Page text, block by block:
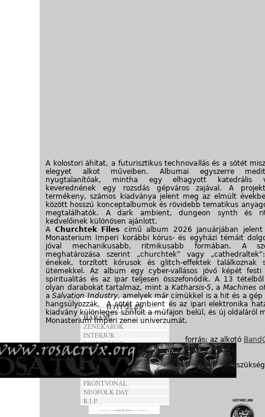
A kolostori áhítat, a futurisztikus technovallás és a sötét
elegyet alkot műveiben. Albumai egyszerre
nyugtalanítóak, mintha egy elhagyott katedrális
keverednének egy rozsdás gépváros zajával. A
termékeny, számos kiadványa jelent meg az elmúlt
között hosszú konceptalbumok és rövidebb tematikus
megtalálhatók. A dark ambient, dungeon synth és
kedvelőinek különösen ajánlott.
A Churchtek Files című album 2026 januárjában
Monasterium Imperi korábbi kórus- és egyházi témáit
jóval mechanikusabb, ritmikusabb formában. A
meghatározása szerint „churchtek” vagy
énekek, torzított kórusok és glitch-effektek találkoznak
ütemekkel. Az album egy cyber-vallásos jövő képét
spiritualitás és az ipar teljesen összefonódik. A 13
olyan darabokat tartalmaz, mint a Katharsis-5, a Machines
aSalvation Industry, amelyek már címükkel is a hit és a gép
hangsúlyozzák. A sötét ambient és az ipari elektronika
kiadvány különleges színfolt a műfajon belül, és új oldaláról
Monasterium Imperi zenei univerzumát.
forrás: az alkotó
A hozzászóláshozregisztrációésbejelentkezés
HARANG
ZENEKAROK
INTERJÚK
FORDÍTÁSOK
DALSZÖVEGEK
ANNO
FRONTVONAL
NEOFOLK DAY
R.I.P.